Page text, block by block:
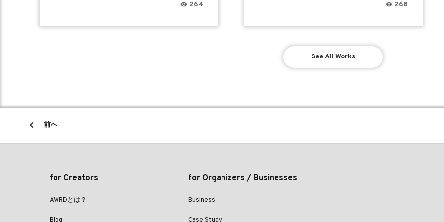
264 268
See All Works
前へ
for Creators
AWRDとは？
Blog
for Organizers / Businesses
Business
Case Study